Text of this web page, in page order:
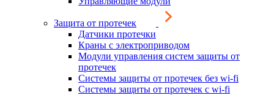
Защита от протечек
Датчики протечки
Краны с электроприводом
Модули управления систем защиты от
протечек
Системы защиты от протечек без wi-fi
Системы защиты от протечек с wi-fi